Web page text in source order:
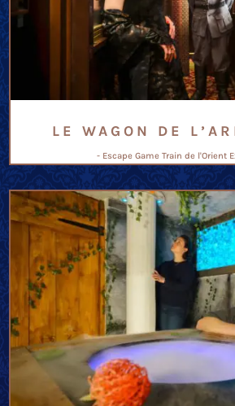
LE WAGON DE
- Escape Game Train de l'Orient